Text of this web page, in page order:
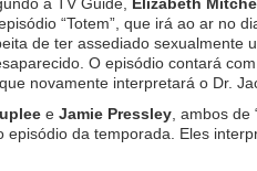
“Totem”, que irá ao ar no
de ter assediado sexualmente
O episódio contará
que novamente interpretará o Dr.
e Jamie Pressley , ambos
episódio da temporada. Eles